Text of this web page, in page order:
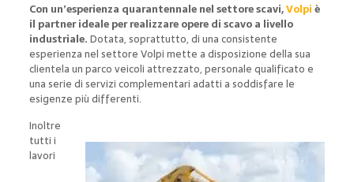
Con un’esperienza quarantennale nel settore scavi,Volpiè
il partner ideale per realizzare opere di scavo a livello
industriale.Dotata, soprattutto, di una consistente
esperienza nel settore Volpi mette a disposizione della sua
clientela un parco veicoli attrezzato, personale qualificato e
una serie di servizi complementari adatti a soddisfare le
esigenze più differenti.
Inoltre
tutti i
lavori